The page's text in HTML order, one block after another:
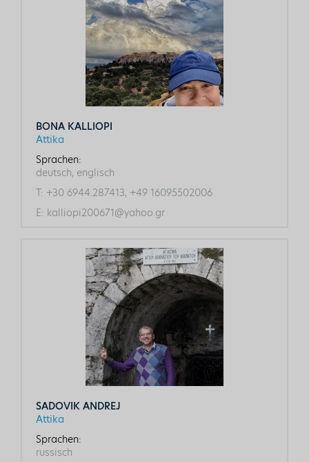
BONA KALLIOPI
Attika
Sprachen:
deutsch, englisch
T: +30 6944.287413, +49 16095502006
E: kalliopi200671@yahoo.gr
SADOVIK ANDREJ
Attika
Sprachen:
russisch